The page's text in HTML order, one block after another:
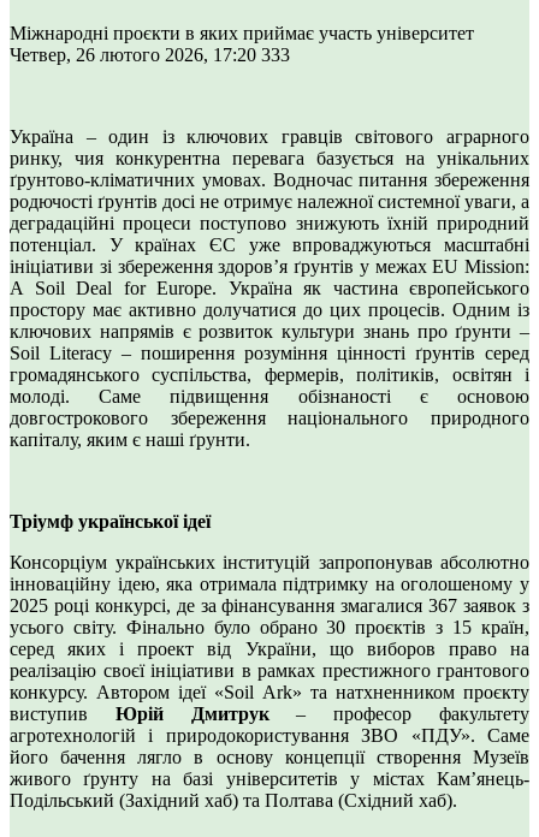
Міжнародні проєкти в яких приймає участь університет
Четвер, 26 лютого 2026, 17:20 333
Україна – один із ключових гравців світового аграрного
ринку, чия конкурентна перевага базується на унікальних
ґрунтово-кліматичних умовах. Водночас питання збереження
родючості ґрунтів досі не отримує належної системної уваги, а
деградаційні процеси поступово знижують їхній природний
потенціал. У країнах ЄС уже впроваджуються масштабні
ініціативи зі збереження здоров’я ґрунтів у межах EU Mission:
A Soil Deal for Europe. Україна як частина європейського
простору має активно долучатися до цих процесів. Одним із
ключових напрямів є розвиток культури знань про ґрунти –
Soil Literacy – поширення розуміння цінності ґрунтів серед
громадянського суспільства, фермерів, політиків, освітян і
молоді. Саме підвищення обізнаності є основою
довгострокового збереження національного природного
капіталу, яким є наші ґрунти.
Тріумф української ідеї
Консорціум українських інституцій запропонував абсолютно
інноваційну ідею, яка отримала підтримку на оголошеному у
2025 році конкурсі, де за фінансування змагалися 367 заявок з
усього світу. Фінально було обрано 30 проєктів з 15 країн,
серед яких і проект від України, що виборов право на
реалізацію своєї ініціативи в рамках престижного грантового
конкурсу. Автором ідеї «Soil Ark» та натхненником проєкту
виступив Юрій Дмитрук– професор факультету
агротехнологій і природокористування ЗВО «ПДУ». Саме
його бачення лягло в основу концепції створення Музеїв
живого ґрунту на базі університетів у містах Кам’янець-
Подільський (Західний хаб) та Полтава (Східний хаб).